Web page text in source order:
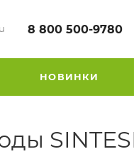
8 800 500-9780
НОВИНКИ